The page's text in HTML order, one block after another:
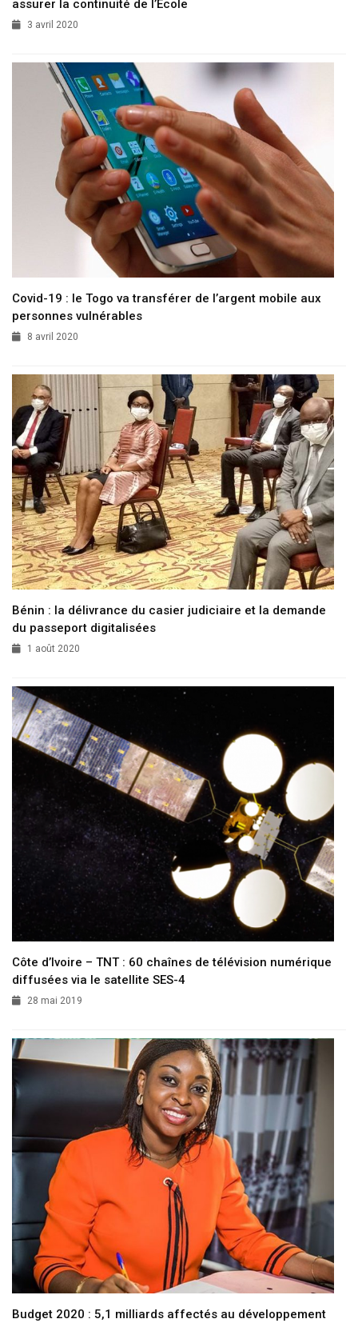
assurer la continuité de l’Ecole
3 avril 2020
Covid-19 : le Togo va transférer de l’argent mobile aux
personnes vulnérables
8 avril 2020
Bénin : la délivrance du casier judiciaire et la demande
du passeport digitalisées
1 août 2020
Côte d’Ivoire – TNT : 60 chaînes de télévision numérique
diffusées via le satellite SES-4
28 mai 2019
Budget 2020 : 5,1 milliards affectés au développement